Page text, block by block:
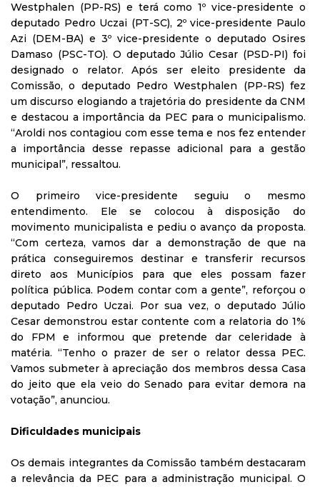
Westphalen (PP-RS) e terá como 1º vice-presidente o
deputado Pedro Uczai (PT-SC), 2º vice-presidente Paulo
Azi (DEM-BA) e 3º vice-presidente o deputado Osires
Damaso (PSC-TO). O deputado Júlio Cesar (PSD-PI) foi
designado o relator. Após ser eleito presidente da
Comissão, o deputado Pedro Westphalen (PP-RS) fez
um discurso elogiando a trajetória do presidente da CNM
e destacou a importância da PEC para o municipalismo.
“Aroldi nos contagiou com esse tema e nos fez entender
a importância desse repasse adicional para a gestão
municipal”, ressaltou.
O primeiro vice-presidente seguiu o mesmo
entendimento. Ele se colocou à disposição do
movimento municipalista e pediu o avanço da proposta.
“Com certeza, vamos dar a demonstração de que na
prática conseguiremos destinar e transferir recursos
direto aos Municípios para que eles possam fazer
política pública. Podem contar com a gente”, reforçou o
deputado Pedro Uczai. Por sua vez, o deputado Júlio
Cesar demonstrou estar contente com a relatoria do 1%
do FPM e informou que pretende dar celeridade à
matéria. “Tenho o prazer de ser o relator dessa PEC.
Vamos submeter à apreciação dos membros dessa Casa
do jeito que ela veio do Senado para evitar demora na
votação”, anunciou.
Dificuldades municipais
Os demais integrantes da Comissão também destacaram
a relevância da PEC para a administração municipal. O